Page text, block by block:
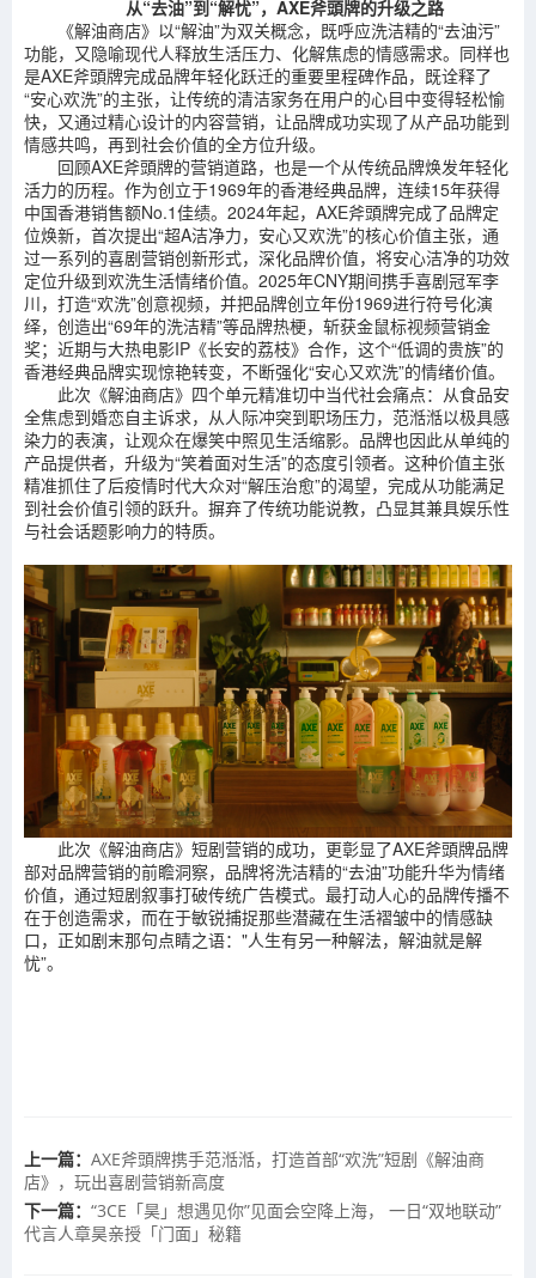
从“去油”到“解忧”， AXE斧頭牌的升级之路
《解油商店》以“解油”为双关概念，既呼应洗洁精的“去油污”
功能，又隐喻现代人释放生活压力、化解焦虑的情感需求。同样也
是AXE斧頭牌完成品牌年轻化跃迁的重要里程碑作品，既诠释了
“安心欢洗”的主张，让传统的清洁家务在用户的心目中变得轻松愉
快，又通过精心设计的内容营销，让品牌成功实现了从产品功能到
情感共鸣，再到社会价值的全方位升级。
回顾AXE斧頭牌的营销道路，也是一个从传统品牌焕发年轻化
活力的历程。作为创立于1969年的香港经典品牌，连续15年获得
中国香港销售额No.1佳绩。2024年起，AXE斧頭牌完成了品牌定
位焕新，首次提出“超A洁净力，安心又欢洗”的核心价值主张，通
过一系列的喜剧营销创新形式，深化品牌价值，将安心洁净的功效
定位升级到欢洗生活情绪价值。2025年CNY期间携手喜剧冠军李
川，打造“欢洗”创意视频，并把品牌创立年份1969进行符号化演
绎，创造出“69年的洗洁精”等品牌热梗，斩获金鼠标视频营销金
奖；近期与大热电影IP《长安的荔枝》合作，这个“低调的贵族”的
香港经典品牌实现惊艳转变，不断强化“安心又欢洗”的情绪价值。
此次《解油商店》四个单元精准切中当代社会痛点：从食品安
全焦虑到婚恋自主诉求，从人际冲突到职场压力，范湉湉以极具感
染力的表演，让观众在爆笑中照见生活缩影。品牌也因此从单纯的
产品提供者，升级为“笑着面对生活”的态度引领者。这种价值主张
精准抓住了后疫情时代大众对“解压治愈”的渴望，完成从功能满足
到社会价值引领的跃升。摒弃了传统功能说教，凸显其兼具娱乐性
与社会话题影响力的特质。
此次《解油商店》短剧营销的成功，更彰显了AXE斧頭牌品牌
部对品牌营销的前瞻洞察，品牌将洗洁精的“去油”功能升华为情绪
价值，通过短剧叙事打破传统广告模式。最打动人心的品牌传播不
在于创造需求，而在于敏锐捕捉那些潜藏在生活褶皱中的情感缺
口，正如剧末那句点睛之语："人生有另一种解法，解油就是解
忧”。
上一篇： AXE斧頭牌携手范湉湉，打造首部“欢洗”短剧《解油商
店》，玩出喜剧营销新高度
下一篇： “3CE「昊」想遇见你”见面会空降上海， 一日“双地联动”
代言人章昊亲授「门面」秘籍